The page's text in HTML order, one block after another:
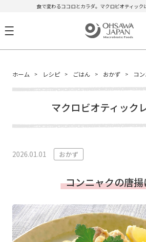
食で変わるココロとカラダ。マクロビオティック
ホーム レシピ ごはん おかず コ
マクロビオティック
2026.01.01 おかず
コンニャクの唐